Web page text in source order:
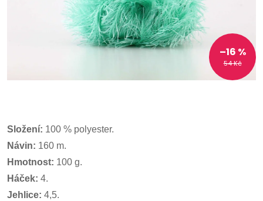
54 Kč
–16 %
Složení: 100 % polyester.
Návin: 160 m.
Hmotnost: 100 g.
Háček: 4.
Jehlice: 4,5.